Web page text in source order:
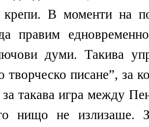
крепи. В моменти на
правим
думи. Такива
творческо писане”, за
такава игра между
нищо не излизаше.